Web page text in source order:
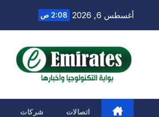
أغسطس 6, 2026 2:08 ص
اتصالات شركات